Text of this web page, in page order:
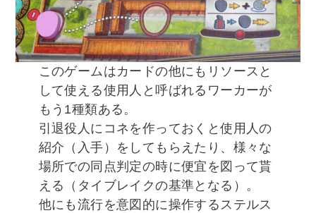
このゲームはカードの他にもリソースと
して使える使用人と呼ばれるワーカーが
もう1種類ある。
引退役人にコネを作っておくと使用人の
紹介（入手）をしてもらえたり、様々な
場所での同点判定の時に便宜を図って貰
える（タイブレイクの基準となる）。
他にも流行を意図的に操作するステルス